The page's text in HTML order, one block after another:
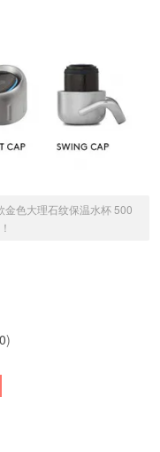
金色大理石纹保温水杯 500
0)